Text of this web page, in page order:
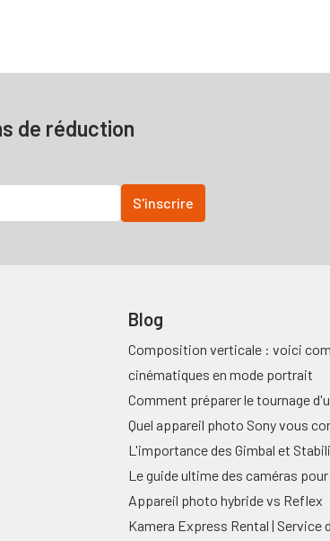
de réduction
Blog
Composition verticale : voici
cinématiques en mode portrait
Comment préparer le tournage
Quel appareil photo Sony vous
L'importance des Gimbal et
Le guide ultime des caméras
Appareil photo hybride vs Reflex
Kamera Express Rental | Service